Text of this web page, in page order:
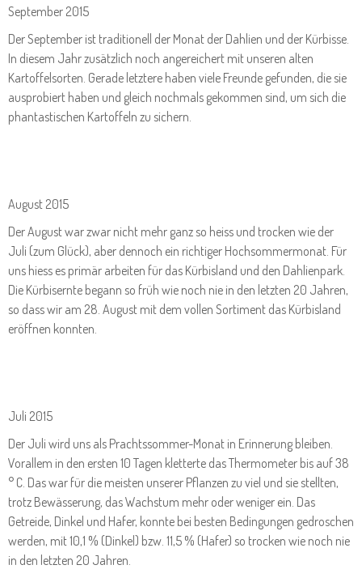
September 2015
Der September ist traditionell der Monat der Dahlien und der Kürbisse.
In diesem Jahr zusätzlich noch angereichert mit unseren alten
Kartoffelsorten. Gerade letztere haben viele Freunde gefunden, die sie
ausprobiert haben und gleich nochmals gekommen sind, um sich die
phantastischen Kartoffeln zu sichern.
August 2015
Der August war zwar nicht mehr ganz so heiss und trocken wie der
Juli (zum Glück), aber dennoch ein richtiger Hochsommermonat. Für
uns hiess es primär arbeiten für das Kürbisland und den Dahlienpark.
Die Kürbisernte begann so früh wie noch nie in den letzten 20 Jahren,
so dass wir am 28. August mit dem vollen Sortiment das Kürbisland
eröffnen konnten.
Juli 2015
Der Juli wird uns als Prachtssommer-Monat in Erinnerung bleiben.
Vorallem in den ersten 10 Tagen kletterte das Thermometer bis auf 38
° C. Das war für die meisten unserer Pflanzen zu viel und sie stellten,
trotz Bewässerung, das Wachstum mehr oder weniger ein. Das
Getreide, Dinkel und Hafer, konnte bei besten Bedingungen gedroschen
werden, mit 10,1 % (Dinkel) bzw. 11,5 % (Hafer) so trocken wie noch nie
in den letzten 20 Jahren.